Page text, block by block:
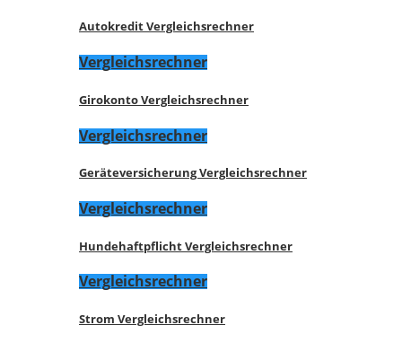
Autokredit Vergleichsrechner
Vergleichsrechner
Girokonto Vergleichsrechner
Vergleichsrechner
Geräteversicherung Vergleichsrechner
Vergleichsrechner
Hundehaftpflicht Vergleichsrechner
Vergleichsrechner
Strom Vergleichsrechner